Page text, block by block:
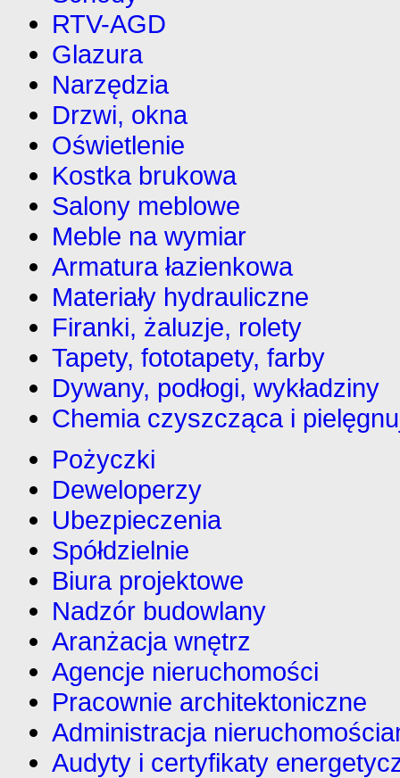
RTV-AGD
Glazura
Narzędzia
Drzwi, okna
Oświetlenie
Kostka brukowa
Salony meblowe
Meble na wymiar
Armatura łazienkowa
Materiały hydrauliczne
Firanki, żaluzje, rolety
Tapety, fototapety, farby
Dywany, podłogi, wykładziny
Chemia czyszcząca i
Pożyczki
Deweloperzy
Ubezpieczenia
Spółdzielnie
Biura projektowe
Nadzór budowlany
Aranżacja wnętrz
Agencje nieruchomości
Pracownie architektoniczne
Administracja
Audyty i certyfikaty